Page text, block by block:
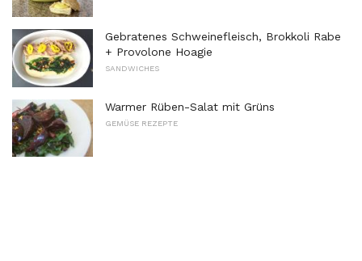
Gebratenes Schweinefleisch, Brokkoli Rabe
+ Provolone Hoagie
SANDWICHES
Warmer Rüben-Salat mit Grüns
GEMÜSE REZEPTE